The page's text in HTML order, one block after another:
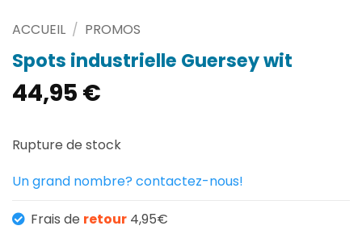
ACCUEIL / PROMOS
Spots industrielle Guersey wit
44,95 €
Rupture de stock
Un grand nombre? contactez-nous!
Frais de retour 4,95€